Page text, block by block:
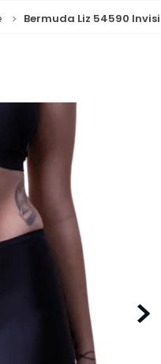
Bermuda Liz 54590